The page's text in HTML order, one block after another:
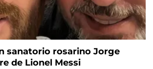
sanatorio rosarino Jorge
de Lionel Messi